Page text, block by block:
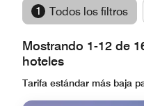
1 Todos los filtros
Mostrando 1-12 de
hoteles
Tarifa estándar más baja